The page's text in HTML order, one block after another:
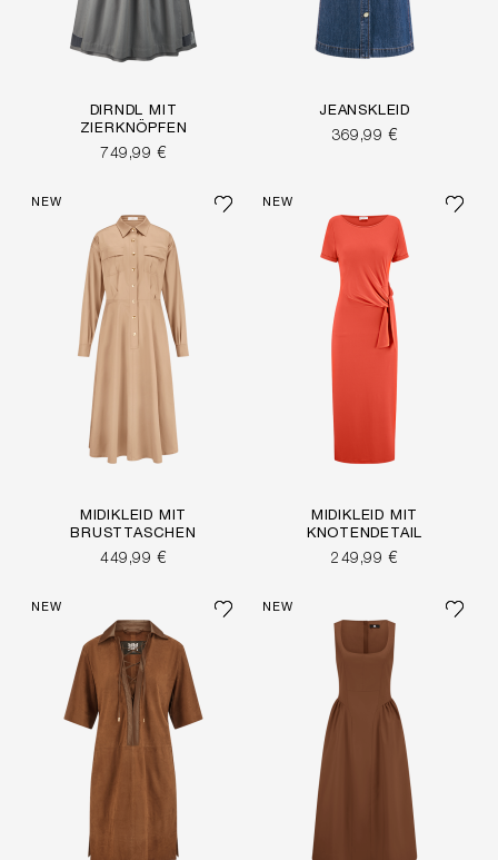
DIRNDL MIT
ZIERKNÖPFEN
749,99 €
JEANSKLEID
369,99 €
NEW
MIDIKLEID MIT
BRUSTTASCHEN
449,99 €
NEW
MIDIKLEID MIT
KNOTENDETAIL
249,99 €
NEW NEW